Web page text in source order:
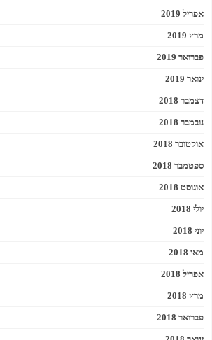
אפריל 2019
מרץ 2019
פברואר 2019
ינואר 2019
דצמבר 2018
נובמבר 2018
אוקטובר 2018
ספטמבר 2018
אוגוסט 2018
יולי 2018
יוני 2018
מאי 2018
אפריל 2018
מרץ 2018
פברואר 2018